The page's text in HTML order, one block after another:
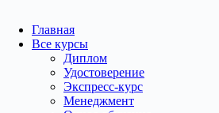
Главная
Все курсы
Диплом
Удостоверение
Экспресс-курс
Менеджмент